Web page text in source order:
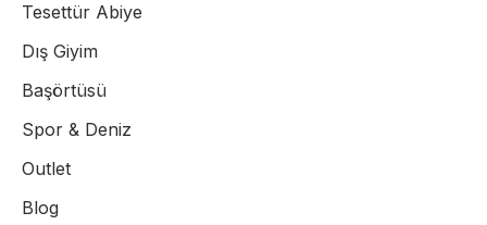
Tesettür Abiye
Dış Giyim
Başörtüsü
Spor & Deniz
Outlet
Blog